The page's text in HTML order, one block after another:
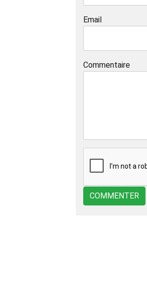
Email
Commentaire
COMMENTER